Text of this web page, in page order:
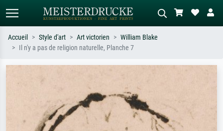
impressionnisme, vague de Hokusai,
nu.
tableau sombre, nu debout près d'un
Accueil Style d'art Art victorien
William Blake
Il n'y a pas de religion naturelle, Planche 7